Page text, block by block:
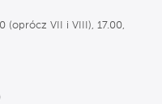
(oprócz VII i VIII), 17.00,